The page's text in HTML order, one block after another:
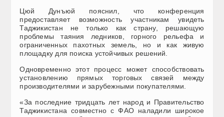
Цюй Дунъюй пояснил, что конференция
предоставляет возможность участникам увидеть
Таджикистан не только как страну, решающую
проблемы таяния ледников, горного рельефа и
ограниченных пахотных земель, но и как живую
площадку для поиска устойчивых решений.
Одновременно этот процесс может способствовать
установлению прямых торговых связей между
производителями и зарубежными покупателями.
«За последние тридцать лет народ и Правительство
Таджикистана совместно с ФАО наладили широкое